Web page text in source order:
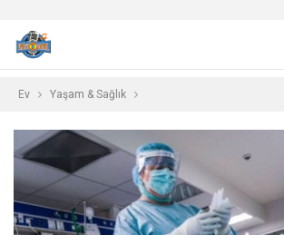
Ev Yaşam & Sağlık